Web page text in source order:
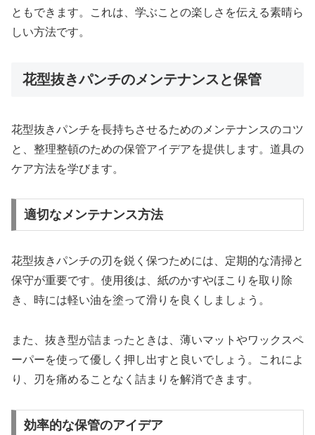
ともできます。これは、学ぶことの楽しさを伝える素晴ら
しい方法です。
花型抜きパンチのメンテナンスと保管
花型抜きパンチを長持ちさせるためのメンテナンスのコツ
と、整理整頓のための保管アイデアを提供します。道具の
ケア方法を学びます。
適切なメンテナンス方法
花型抜きパンチの刃を鋭く保つためには、定期的な清掃と
保守が重要です。使用後は、紙のかすやほこりを取り除
き、時には軽い油を塗って滑りを良くしましょう。
また、抜き型が詰まったときは、薄いマットやワックスペ
ーパーを使って優しく押し出すと良いでしょう。これによ
り、刃を痛めることなく詰まりを解消できます。
効率的な保管のアイデア